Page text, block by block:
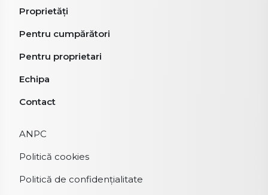
Proprietăți
Pentru cumpărători
Pentru proprietari
Echipa
Contact
ANPC
Politică cookies
Politică de confidențialitate